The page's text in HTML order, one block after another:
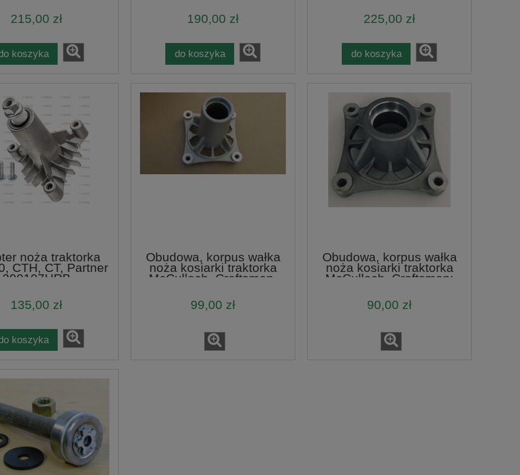
215,00 zł
koszyka
190,00 zł
do koszyka
225,00 zł
do koszyka
noża traktorka
CTH, CT, Partner
200107HRB
135,00 zł
koszyka
Obudowa, korpus wałka
noża kosiarki traktorka
McCulloch, Craftsman,
99,00 zł
Obudowa, korpus wałka
noża kosiarki traktorka
McCulloch, Craftsman;
90,00 zł